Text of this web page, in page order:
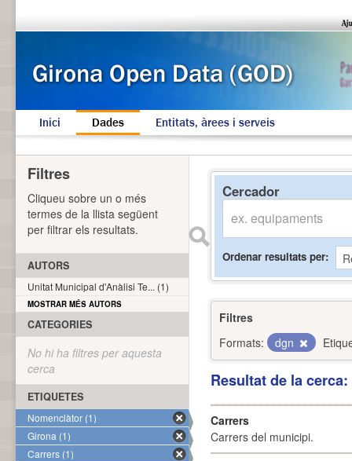
Inici Dades Entitats, àrees i serveis
Cercador
Ordenar resultats per
Filtres
Formats:
dgn
Resultat de la
Carrers
Carrers del municipi.
Filtres
Cliqueu sobre un o més
termes de la llista següent
per filtrar els resultats.
AUTORS
Unitat Municipal d'Anàlisi Te... (1)
MOSTRAR MÉS AUTORS
CATEGORIES
No hi ha filtres per aquesta
cerca
ETIQUETES
Nomenclàtor (1)
Girona (1)
Carrers (1)